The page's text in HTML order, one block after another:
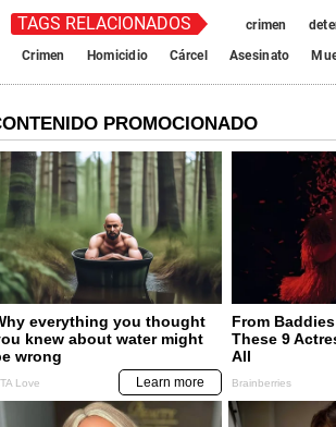
TAGS RELACIONADOS crimen
Crimen
Homicidio Cárcel Asesinato